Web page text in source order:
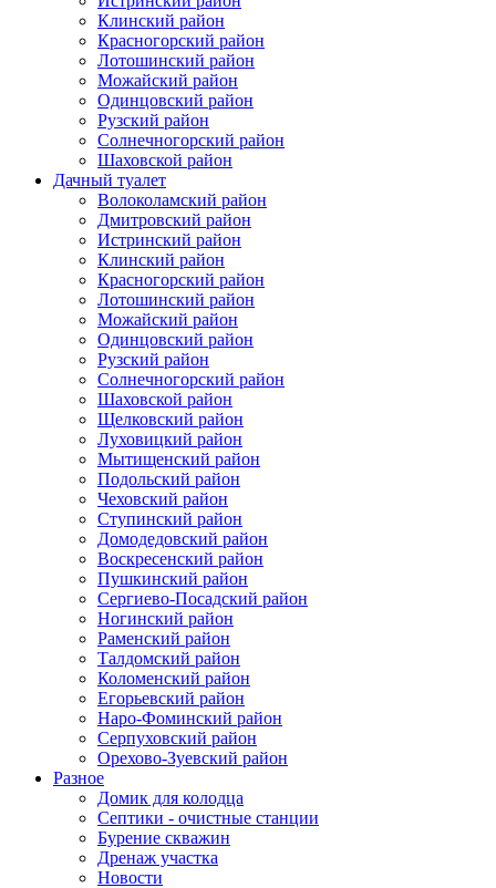
Клинский район
Красногорский район
Лотошинский район
Можайский район
Одинцовский район
Рузский район
Солнечногорский район
Шаховской район
Дачный туалет
Волоколамский район
Дмитровский район
Истринский район
Клинский район
Красногорский район
Лотошинский район
Можайский район
Одинцовский район
Рузский район
Солнечногорский район
Шаховской район
Щелковский район
Луховицкий район
Мытищенский район
Подольский район
Чеховский район
Ступинский район
Домодедовский район
Воскресенский район
Пушкинский район
Сергиево-Посадский район
Ногинский район
Раменский район
Талдомский район
Коломенский район
Егорьевский район
Наро-Фоминский район
Серпуховский район
Орехово-Зуевский район
Разное
Домик для колодца
Септики - очистные станции
Бурение скважин
Дренаж участка
Новости